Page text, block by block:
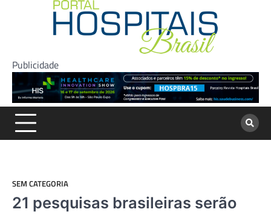
Publicidade
SEM CATEGORIA
21 pesquisas brasileiras serão